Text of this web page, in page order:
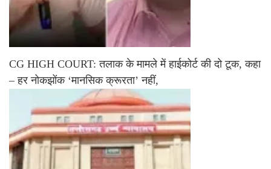
CG HIGH COURT: तलाक के मामले में हाईकोर्ट की दो टूक, कहा
– हर नोकझोंक ‘मानसिक क्रूरता’ नहीं,